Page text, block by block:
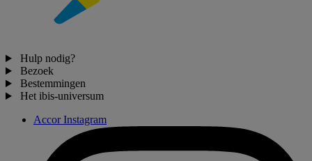
Hulp nodig?
Bezoek
Bestemmingen
Het ibis-universum
Accor Instagram